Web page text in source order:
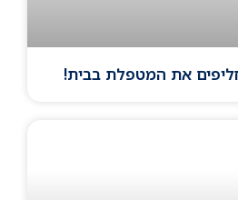
את המטפלת בבית!